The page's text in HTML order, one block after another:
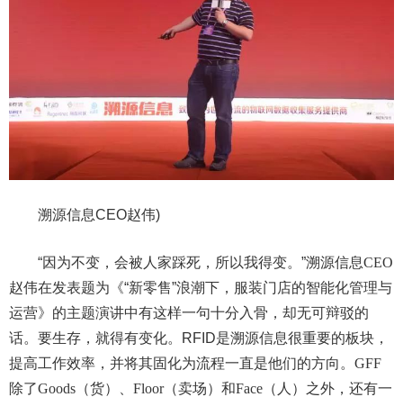
溯源信息CEO赵伟)
“因为不变，会被人家踩死，所以我得变。”溯源信息CEO
赵伟在发表题为 《“新零售”浪潮下，服装门店的智能化管理与
运营》 的主题演讲中有这样一句十分入骨，却无可辩驳的
话。要生存，就得有变化。RFID是溯源信息很重要的板块，
提高工作效率，并将其固化为流程一直是他们的方向。 GFF
除了Goods （货）、 Floor（卖场）和Face （人）之外，还有一